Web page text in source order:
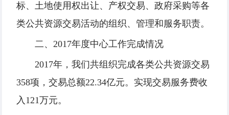
标、土地使用权出让、产权交易、政府采购等各
类公共资源交易活动的组织、管理和服务职责。
二、2017年度中心工作完成情况
2017年，我们共组织完成各类公共资源交易
358项，交易总额22.34亿元。实现交易服务费收
入121万元。